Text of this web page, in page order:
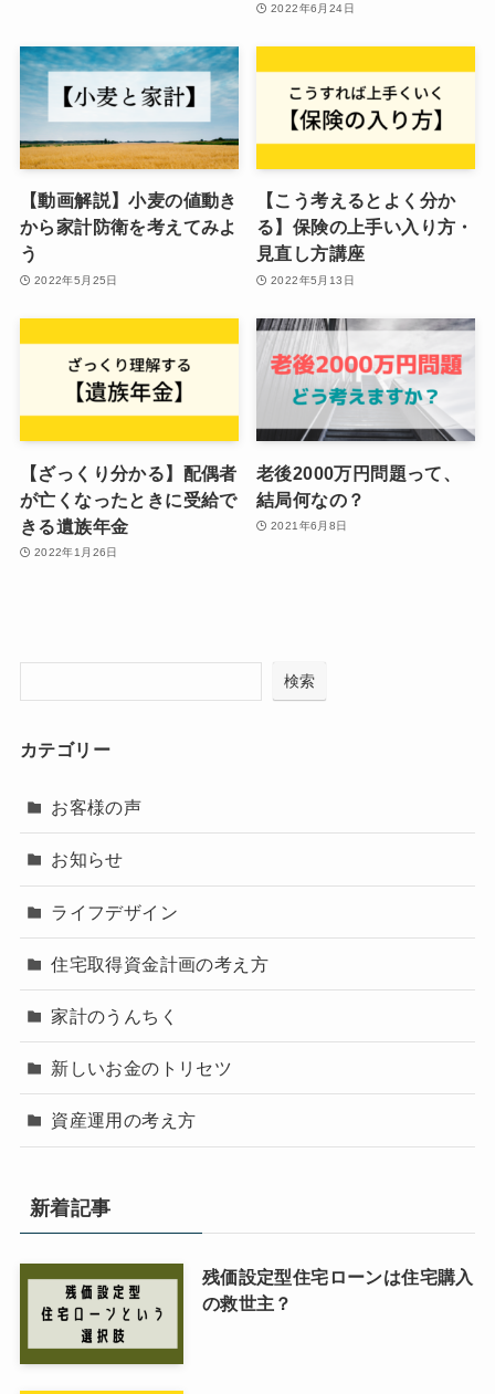
2022年6月24日
【動画解説】小麦の値動き
から家計防衛を考えてみよ
う
2022年5月25日
【こう考えるとよく分か
る】保険の上手い入り方・
見直し方講座
2022年5月13日
【ざっくり分かる】配偶者
が亡くなったときに受給で
きる遺族年金
2022年1月26日
老後2000万円問題って、
結局何なの？
2021年6月8日
検索
カテゴリー
お客様の声
お知らせ
ライフデザイン
住宅取得資金計画の考え方
家計のうんちく
新しいお金のトリセツ
資産運用の考え方
新着記事
残価設定型住宅ローンは住宅購入
の救世主？